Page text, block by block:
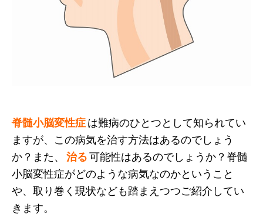
脊髄小脳変性症は難病のひとつとして知られてい
ますが、この病気を治す方法はあるのでしょう
か？また、 治る可能性はあるのでしょうか？脊髄
小脳変性症がどのような病気なのかということ
や、取り巻く現状なども踏まえつつご紹介してい
きます。